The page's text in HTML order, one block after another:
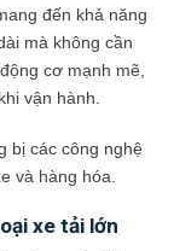
đến khả năng
mà không cần
cơ mạnh mẽ,
vận hành.
bị các công nghệ
và hàng hóa.
xe tải lớn